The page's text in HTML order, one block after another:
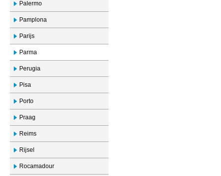
Palermo
Pamplona
Parijs
Parma
Perugia
Pisa
Porto
Praag
Reims
Rijsel
Rocamadour